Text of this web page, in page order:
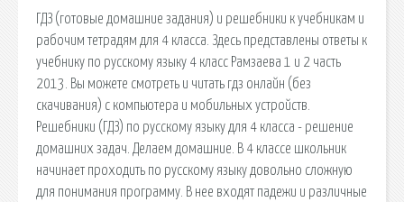
ГДЗ (готовые домашние задания) и решебники к учебникам и
рабочим тетрадям для 4 класса. Здесь представлены ответы к
учебнику по русскому языку 4 класс Рамзаева 1 и 2 часть
2013. Вы можете смотреть и читать гдз онлайн (без
скачивания) с компьютера и мобильных устройств.
Решебники (ГДЗ) по русскому языку для 4 класса - решение
домашних задач. Делаем домашние. В 4 классе школьник
начинает проходить по русскому языку довольно сложную
для понимания программу. В нее входят падежи и различные